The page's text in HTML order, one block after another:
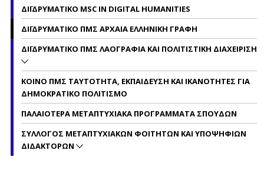
ΔΙΪΔΡΥΜΑΤΙΚΟ MSC IN DIGITAL HUMANITIES
ΔΙΪΔΡΥΜΑΤΙΚΟ ΠΜΣ ΑΡΧΑΙΑ ΕΛΛΗΝΙΚΗ ΓΡΑΦΗ
ΔΙΪΔΡΥΜΑΤΙΚΟ ΠΜΣ ΛΑΟΓΡΑΦΙΑ ΚΑΙ ΠΟΛΙΤΙΣΤΙΚΗ ΔΙΑΧΕΙΡΙΣΗ
ΚΟΙΝΟ ΠΜΣ ΤΑΥΤΟΤΗΤΑ, ΕΚΠΑΙΔΕΥΣΗ ΚΑΙ ΙΚΑΝΟΤΗΤΕΣ ΓΙΑ
ΔΗΜΟΚΡΑΤΙΚΟ ΠΟΛΙΤΙΣΜΟ
ΠΑΛΑΙΟΤΕΡΑ ΜΕΤΑΠΤΥΧΙΑΚΑ ΠΡΟΓΡΑΜΜΑΤΑ ΣΠΟΥΔΩΝ
ΣΥΛΛΟΓΟΣ ΜΕΤΑΠΤΥΧΙΑΚΩΝ ΦΟΙΤΗΤΩΝ ΚΑΙ ΥΠΟΨΗΦΙΩΝ
ΔΙΔΑΚΤΟΡΩΝ